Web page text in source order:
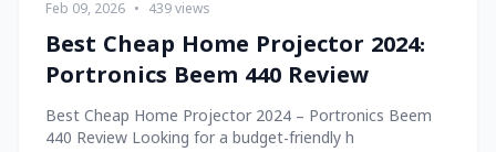
Feb 09, 2026 • 439 views
Best Cheap Home Projector 2024:
Portronics Beem 440 Review
Best Cheap Home Projector 2024 – Portronics Beem
440 Review Looking for a budget-friendly h